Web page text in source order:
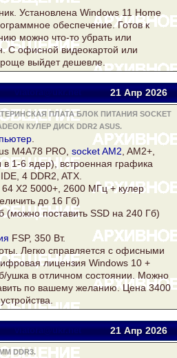
Установлена Windows 11 Home
обеспечение. Готов к
можно что-то убрать или
С офисной видеокартой или
выйдет дешевле.
viatora@ukr.net 21 Апр2026
ПЛАТА БЛОК ПИТАНИЯ SOCKET
КУЛЕР ДИСК DDR2 ASUS.
M4A78 PRO, socket AM2 , AM2+,
1-6 ядер), встроенная графика
4 DDR2 , ATX.
64 Х2 5000+, 2600 МГц +кулер
до 16 Гб)
(можно поставить SSD на 240 Гб)
FSP, 350 Вт.
Легко справляется с офисными
лицензия Windows 10 +
ушка в отличном состоянии. Можно
по вашему желанию. Цена 3400
viatora@ukr.net 21 Апр2026
DDR3.